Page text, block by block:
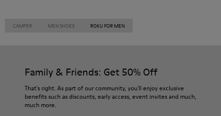
CAMPER MEN SHOES ROKU FOR MEN
Family & Friends: Get 50% Off
That's right. As part of our community, you'll enjoy exclusive
benefits such as discounts, early access, event invites and much,
much more.